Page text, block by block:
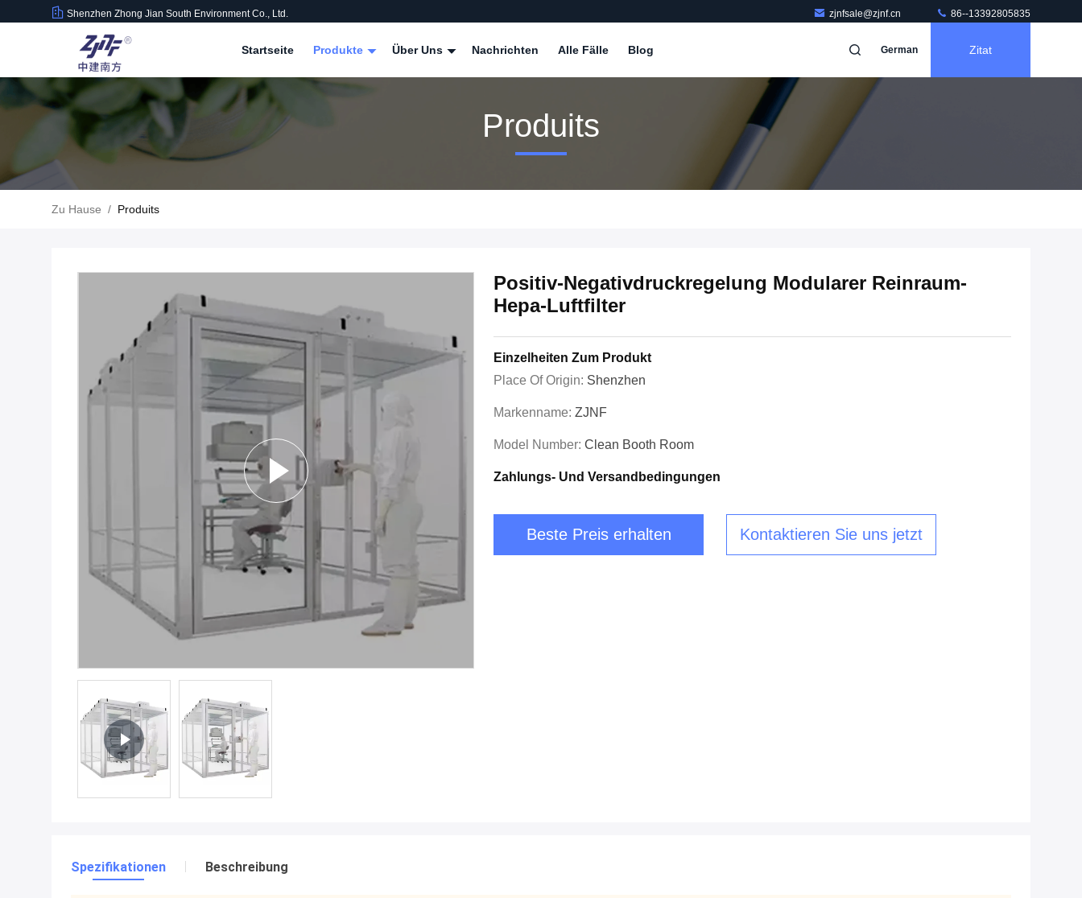
Shenzhen Zhong Jian South Environment Co., Ltd. zjnfsale@zjnf.cn 86--13392805835
Startseite Produkte Über Uns Nachrichten Alle Fälle Blog German Zitat
Produits
Zu Hause / Produits
Positiv-Negativdruckregelung Modularer Reinraum-
Hepa-Luftfilter
Einzelheiten Zum Produkt
Place Of Origin: Shenzhen
Markenname: ZJNF
Model Number: Clean Booth Room
Zahlungs- Und Versandbedingungen
Beste Preis erhalten Kontaktieren Sie uns jetzt
Spezifikationen Beschreibung